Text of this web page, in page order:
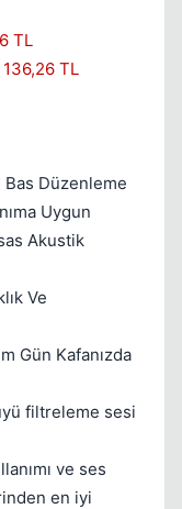
TL
136,26 TL
Düzenleme
Uygun
Akustik
Ve
Gün Kafanızda
filtreleme sesi
ve ses
en iyi